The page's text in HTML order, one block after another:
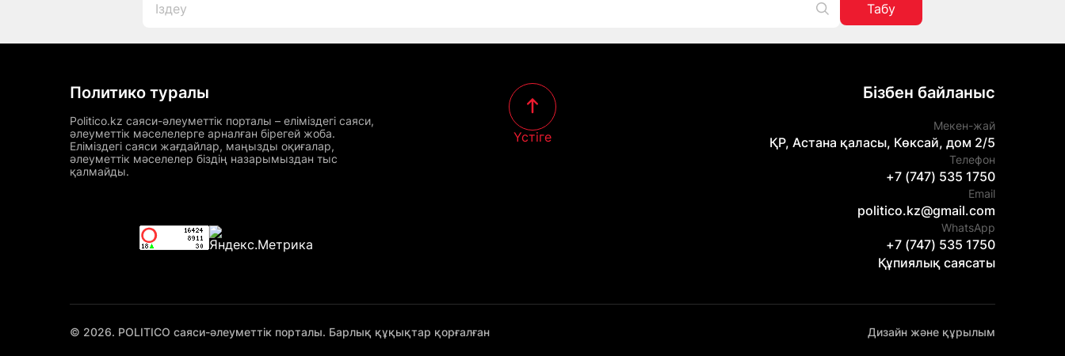
Табу
Политико туралы
Politico.kz саяси-әлеуметтік порталы – еліміздегі саяси,
әлеуметтік мәселелерге арналған бірегей жоба.
Еліміздегі саяси жағдайлар, маңызды оқиғалар,
әлеуметтік мәселелер біздің назарымыздан тыс
қалмайды.
Үстіге
Бізбен байланыс
Мекен-жай
ҚР, Астана қаласы, Көксай, дом 2/5
Телефон
+7 (747) 535 1750
Email
politico.kz@gmail.com
WhatsApp
+7 (747) 535 1750
Құпиялық саясаты
© 2026. POLITICO саяси-әлеуметтік порталы. Барлық құқықтар қорғалған Дизайн және құрылым